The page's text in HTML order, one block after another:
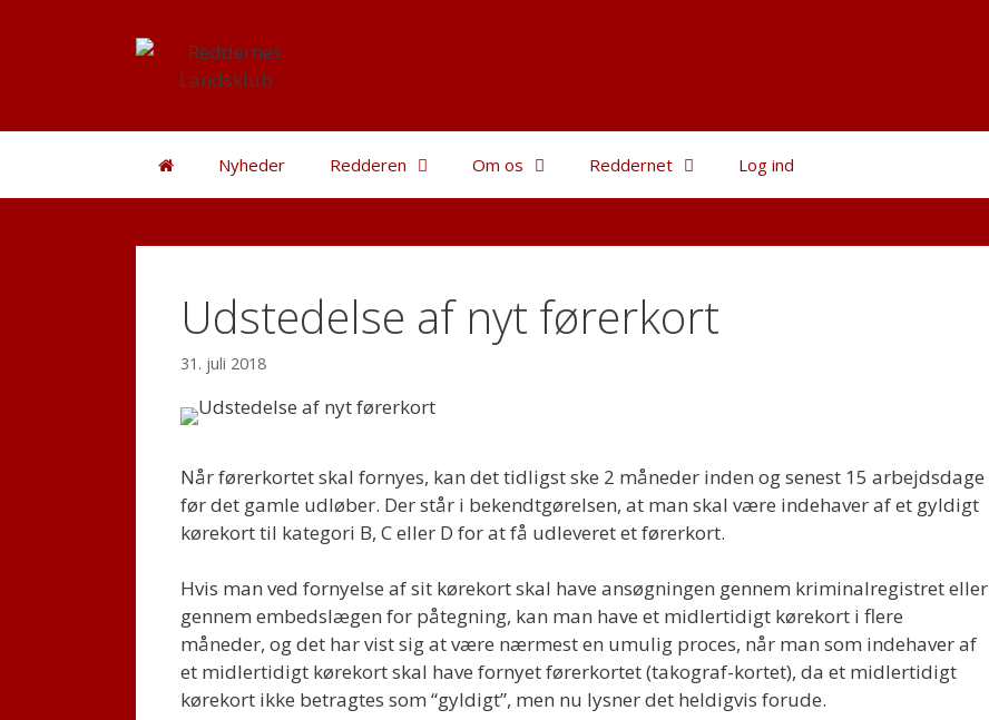
Nyheder Redderen Om os Reddernet Log ind
Udstedelse af nyt førerkort
31. juli 2018
Når førerkortet skal fornyes, kan det tidligst ske 2 måneder inden og senest 15 arbejdsdage
før det gamle udløber. Der står i bekendtgørelsen, at man skal være indehaver af et gyldigt
kørekort til kategori B, C eller D for at få udleveret et førerkort.
Hvis man ved fornyelse af sit kørekort skal have ansøgningen gennem kriminalregistret eller
gennem embedslægen for påtegning, kan man have et midlertidigt kørekort i flere
måneder, og det har vist sig at være nærmest en umulig proces, når man som indehaver af
et midlertidigt kørekort skal have fornyet førerkortet (takograf-kortet), da et midlertidigt
kørekort ikke betragtes som “gyldigt”, men nu lysner det heldigvis forude.